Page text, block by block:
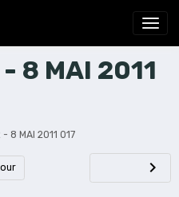
- 8 MAI 2011